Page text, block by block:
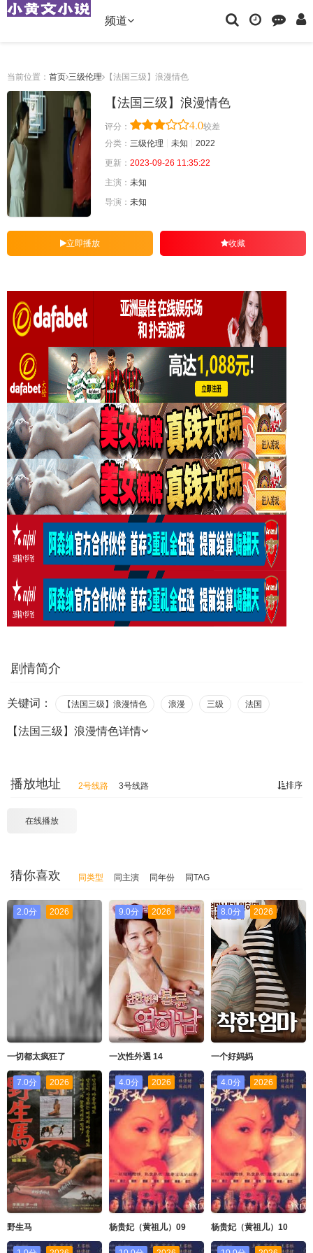
频道
当前位置： 首页 三级伦理 【法国三级】浪漫情色
【法国三级】浪漫情色
评分： 4.0较差
分类： 三级伦理 未知
2022
更新： 2023-09-26 11:35:22
主演： 未知
导演： 未知
立即播放 收藏
剧情简介
关键词： 【法国三级】浪漫情色 浪漫 三级 法国
【法国三级】浪漫情色详情
排序
播放地址 2号线路 3号线路
在线播放
猜你喜欢 同类型 同主演 同年份 同TAG
2.0分 2026
一切都太疯狂了
9.0分 2026
一次性外遇 14
8.0分 2026
一个好妈妈
7.0分 2026
野生马
4.0分 2026
杨贵妃（黄祖儿）09
4.0分 2026
杨贵妃（黄祖儿）10